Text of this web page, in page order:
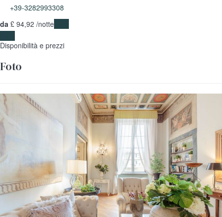
+39-3282993308
da £ 94,92 /notte
Disponibilità e prezzi
Foto